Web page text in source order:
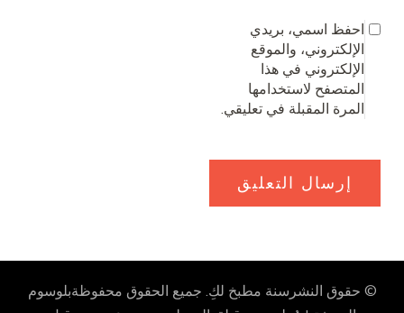
احفظ اسمي، بريدي
الإلكتروني، والموقع
الإلكتروني في هذا
المتصفح لاستخدامها
المرة المقبلة في تعليقي.
© حقوق النشرسنة مطبخ لكِ. جميع الحقوق محفوظةبلوسوم